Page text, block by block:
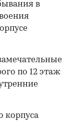
в
по 12 этаж
корпуса